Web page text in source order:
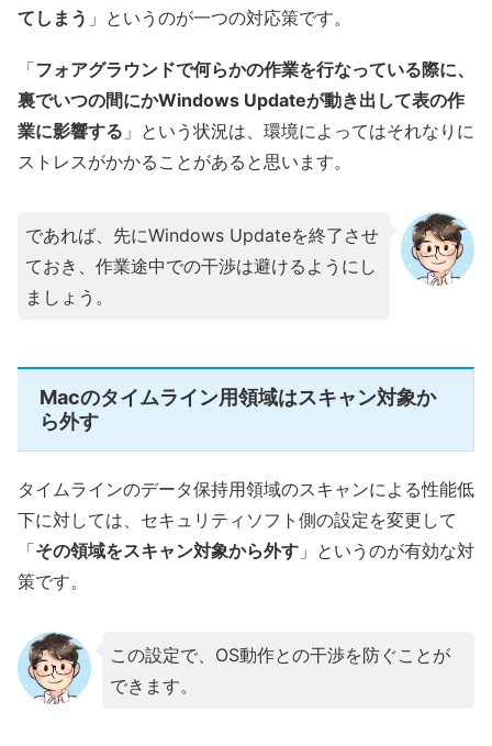
てしまう 」というのが一つの対応策です。
「フォアグラウンドで何らかの作業を行なっている際に、
裏でいつの間にかWindows Updateが動き出して表の作
業に影響する 」という状況は、環境によってはそれなりに
ストレスがかかることがあると思います。
であれば、先にWindows Updateを終了させ
ておき、作業途中での干渉は避けるようにし
ましょう。
Macのタイムライン用領域はスキャン対象か
ら外す
タイムラインのデータ保持用領域のスキャンによる性能低
下に対しては、セキュリティソフト側の設定を変更して
「その領域をスキャン対象から外す 」というのが有効な対
策です。
この設定で、OS動作との干渉を防ぐことが
できます。